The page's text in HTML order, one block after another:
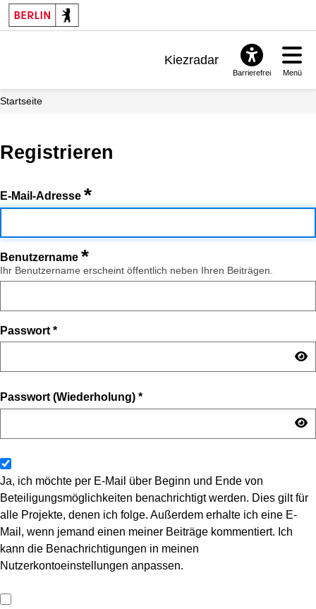
Kiezradar
Barrierefrei Menü
Startseite
Registrieren
E-Mail-Adresse *
Benutzername *
Ihr Benutzername erscheint öffentlich neben Ihren Beiträgen.
Passwort *
Passwort (Wiederholung) *
Ja, ich möchte per E-Mail über Beginn und Ende von
Beteiligungsmöglichkeiten benachrichtigt werden. Dies gilt für
alle Projekte, denen ich folge. Außerdem erhalte ich eine E-
Mail, wenn jemand einen meiner Beiträge kommentiert. Ich
kann die Benachrichtigungen in meinen
Nutzerkontoeinstellungen anpassen.